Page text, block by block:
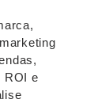
ROI e